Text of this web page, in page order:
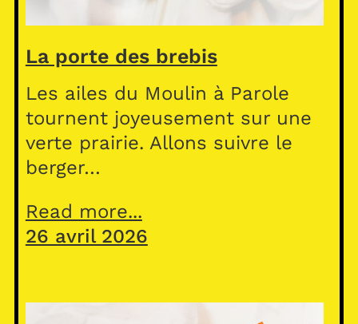
La porte des brebis
Les ailes du Moulin à Parole
tournent joyeusement sur une
verte prairie. Allons suivre le
berger…
Read more...
26 avril 2026